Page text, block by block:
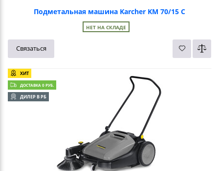
Подметальная машина Karcher KM 70/15 C
НЕТ НА СКЛАДЕ
Связаться
ХИТ
ДОСТАВКА 0 РУБ.
ДИЛЕР В РБ